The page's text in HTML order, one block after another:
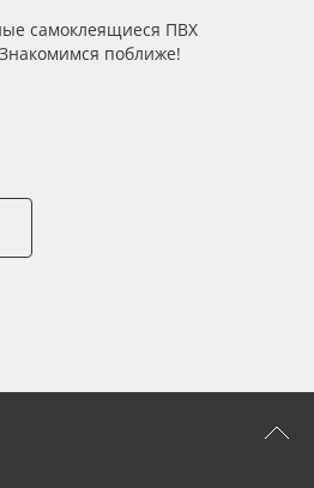
самоклеящиеся ПВХ
поближе!